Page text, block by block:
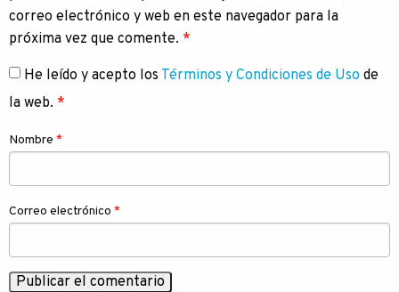
correo electrónico y web en este navegador para la
próxima vez que comente. *
He leído y acepto los Términos y Condiciones de Uso de
la web. *
Nombre *
Correo electrónico *